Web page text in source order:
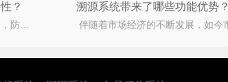
？
如今伴随着科技技术的不断发展，防伪技术的种类越来越多，不同的防伪产品要运用不同的防伪技术，就
溯源系统带来了哪些功能优势？